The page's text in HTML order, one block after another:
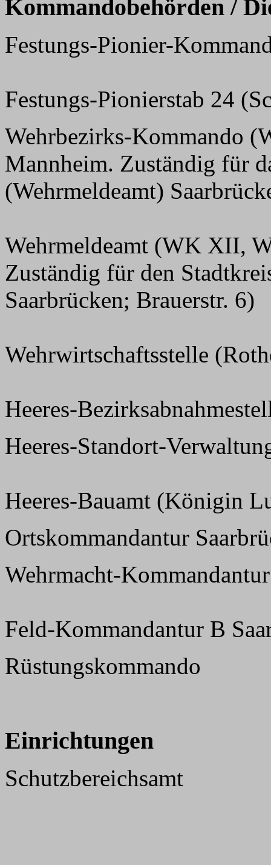
Kommandobehörden /
Festungs-Pionier-
Festungs-Pionierstab 24
Wehrbezirks-Kommando
Mannheim. Zuständig für
(Wehrmeldeamt)
Wehrmeldeamt (WK XII,
Zuständig für den
Saarbrücken; Brauerstr. 6)
Wehrwirtschaftsstelle
Heeres-
Heeres-Standort-
Heeres-Bauamt (Königin
Ortskommandantur
Wehrmacht-
Feld-Kommandantur B
Rüstungskommando
Einrichtungen
Schutzbereichsamt